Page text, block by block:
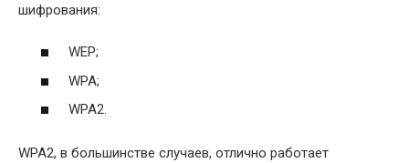
шифрования:
WEP;
WPA;
WPA2.
WPA2, в большинстве случаев, отлично работает